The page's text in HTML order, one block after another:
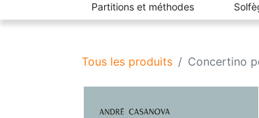
Partitions et méthodes
Tous les produits Concertino